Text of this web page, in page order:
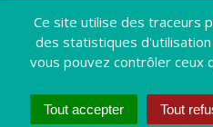
Ce site utilise des traceurs
des statistiques
vous pouvez contrôler ceux
Tout accepter Tout
ACCESSIBILITÉ :